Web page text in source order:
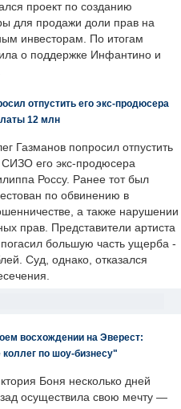
проект по созданию
для продажи доли прав на
инвесторам. По итогам
о поддержке Инфантино и
отпустить его экс-продюсера
12 млн
Газманов попросил отпустить
СИЗО его экс-продюсера
Россу. Ранее тот был
по обвинению в
а также нарушении
прав. Представители артиста
большую часть ущерба -
Суд, однако, отказался
восхождении на Эверест:
по шоу-бизнесу"
Боня несколько дней
осуществила свою мечту —